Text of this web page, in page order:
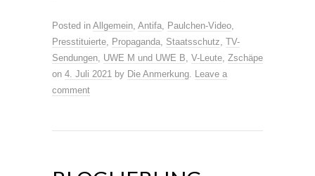
Posted in Allgemein, Antifa, Paulchen-Video,
Presstituierte, Propaganda, Staatsschutz, TV-
Sendungen, UWE M und UWE B, V-Leute, Zschäpe
on 4. Juli 2021 by Die Anmerkung. Leave a
comment